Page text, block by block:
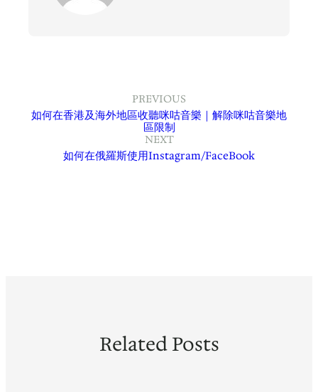
PREVIOUS
如何在香港及海外地區收聽咪咕音樂｜解除咪咕音樂地
區限制
NEXT
如何在俄羅斯使用Instagram/FaceBook
Related Posts